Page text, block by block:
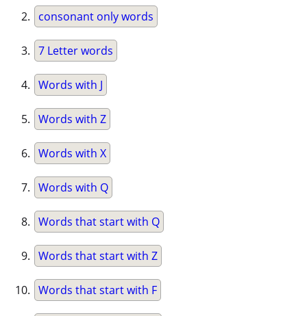
consonant only words
7 Letter words
Words with J
Words with Z
Words with X
Words with Q
Words that start with Q
Words that start with Z
Words that start with F